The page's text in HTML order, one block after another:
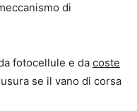
di
fotocellule e da coste
se il vano di corsa